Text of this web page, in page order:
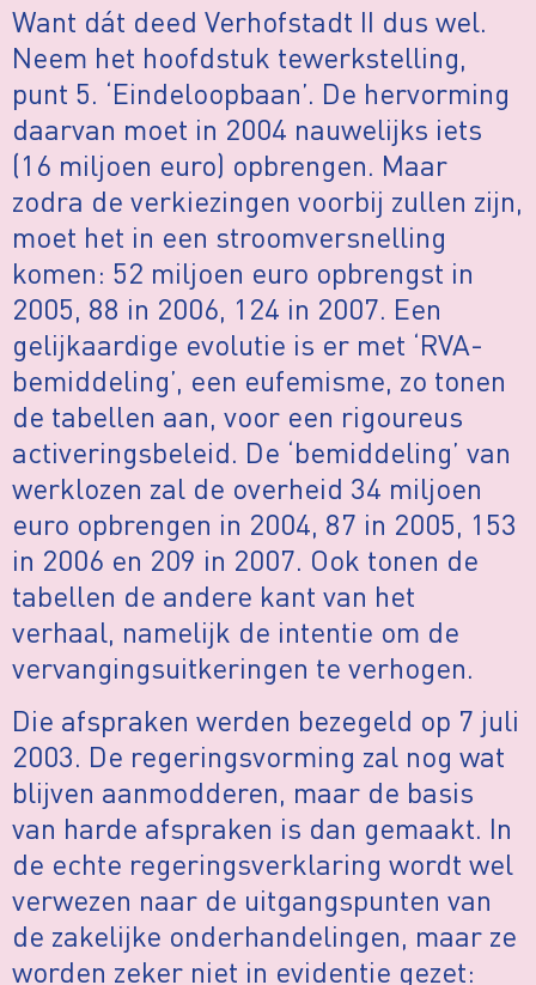
Want dát deed Verhofstadt II dus wel.
Neem het hoofdstuk tewerkstelling,
punt 5. ‘Eindeloopbaan’. De hervorming
daarvan moet in 2004 nauwelijks iets
(16 miljoen euro) opbrengen. Maar
zodra de verkiezingen voorbij zullen zijn,
moet het in een stroomversnelling
komen: 52 miljoen euro opbrengst in
2005, 88 in 2006, 124 in 2007. Een
gelijkaardige evolutie is er met ‘RVA-
bemiddeling’, een eufemisme, zo tonen
de tabellen aan, voor een rigoureus
activeringsbeleid. De ‘bemiddeling’ van
werklozen zal de overheid 34 miljoen
euro opbrengen in 2004, 87 in 2005, 153
in 2006 en 209 in 2007. Ook tonen de
tabellen de andere kant van het
verhaal, namelijk de intentie om de
vervangingsuitkeringen te verhogen.
Die afspraken werden bezegeld op 7 juli
2003. De regeringsvorming zal nog wat
blijven aanmodderen, maar de basis
van harde afspraken is dan gemaakt. In
de echte regeringsverklaring wordt wel
verwezen naar de uitgangspunten van
de zakelijke onderhandelingen, maar ze
worden zeker niet in evidentie gezet: